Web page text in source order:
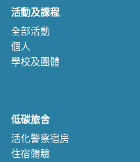
活動及課程
全部活動
個人
學校及團體
低碳旅舍
活化警察宿房
住宿體驗